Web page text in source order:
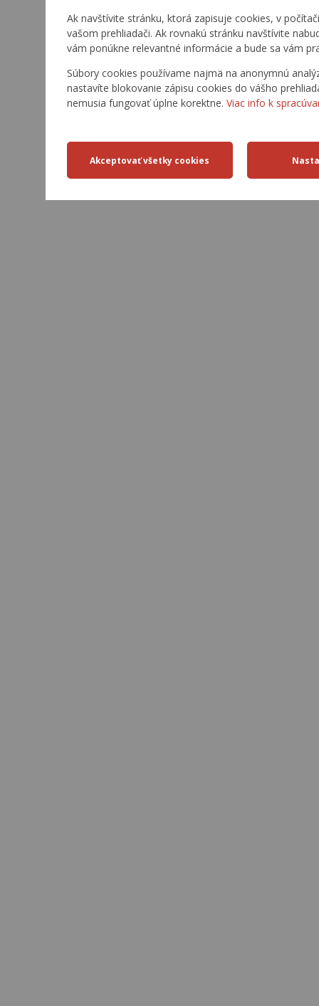
Ak navštívite stránku, ktorá zapisuje cookies, v
vašom prehliadači. Ak rovnakú stránku navštívite
vám ponúkne relevantné informácie a bude sa vám
Súbory cookies používame najmä na anonymnú
nastavíte blokovanie zápisu cookies do vášho
nemusia fungovať úplne korektne. Viac info k